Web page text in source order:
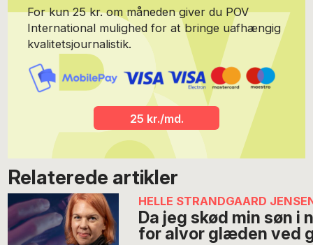
For kun 25 kr. om måneden giver du POV
International mulighed for at bringe uafhængig
kvalitetsjournalistik.
25 kr./md.
Relaterede artikler
HELLE STRANDGAARD
Da jeg skød min søn i
for alvor glæden ved